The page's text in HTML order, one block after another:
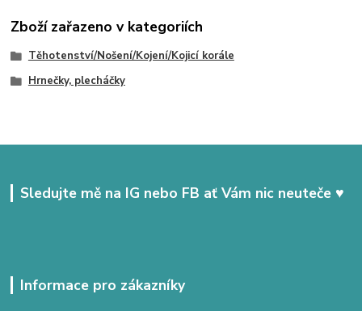
Zboží zařazeno v kategoriích
Těhotenství/Nošení/Kojení/Kojicí korále
Hrnečky, plecháčky
Sledujte mě na IG nebo FB ať Vám nic neuteče ♥
Informace pro zákazníky